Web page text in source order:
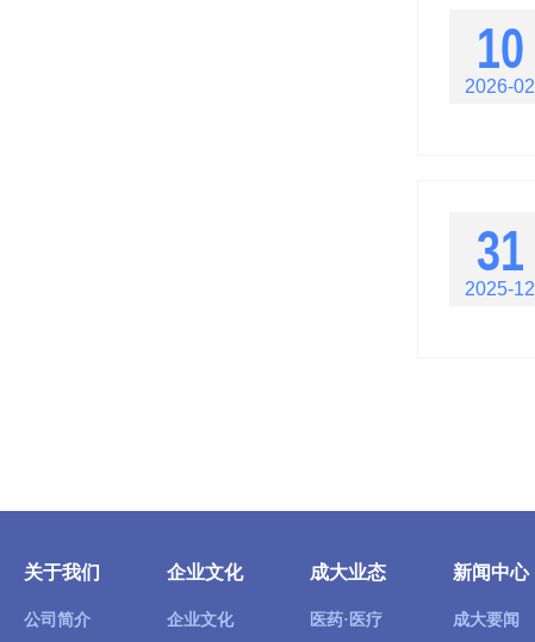
10
2026-02
31
2025-12
关于我们
公司简介
企业文化
企业文化
成大业态
医药·医疗
新闻中心
成大要闻